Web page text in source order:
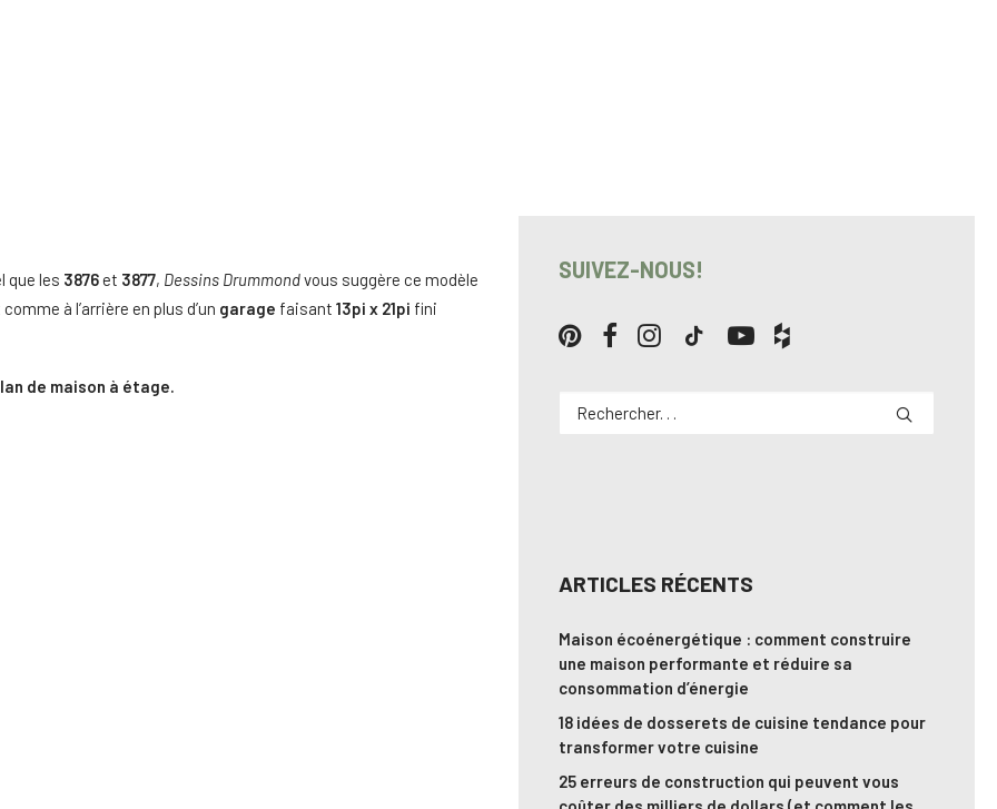
que les 3876et 3877, Dessins Drummondvous suggère ce modèle
à l’arrière en plus d’un garage faisant 13pi x 21pi fini
de maison à étage.
SUIVEZ-NOUS!
ARTICLES RÉCENTS
Maison écoénergétique : comment construire
une maison performante et réduire sa
consommation d’énergie
18 idées de dosserets de cuisine tendance pour
transformer votre cuisine
25 erreurs de construction qui peuvent vous